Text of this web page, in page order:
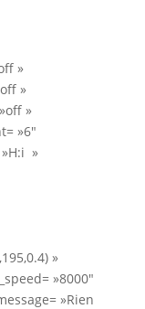
»
»
»
»6″
»
»
»8000″
»Rien